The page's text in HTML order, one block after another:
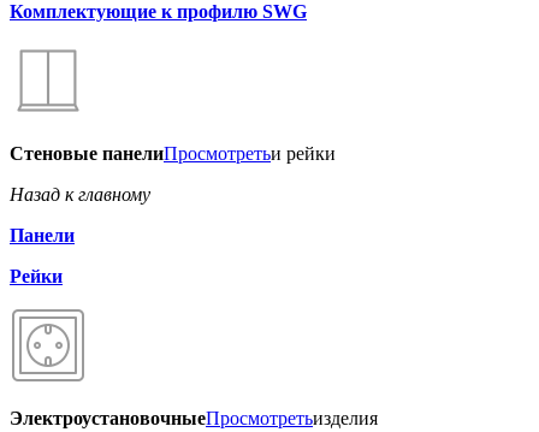
Комплектующие к профилю SWG
Стеновые панелиПросмотретьи рейки
Назад к главному
Панели
Рейки
ЭлектроустановочныеПросмотретьизделия